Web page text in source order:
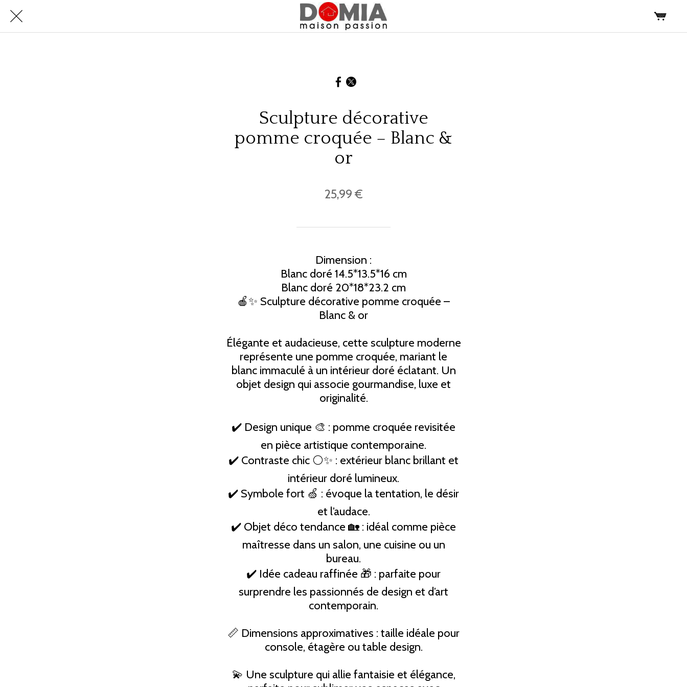
Sculpture décorative
pomme croquée – Blanc &
or
25,99 €
Dimension :
Blanc doré 14.5*13.5*16 cm
Blanc doré 20*18*23.2 cm
🍎✨ Sculpture décorative pomme croquée –
Blanc & or
Élégante et audacieuse, cette sculpture moderne
représente une pomme croquée, mariant le
blanc immaculé à un intérieur doré éclatant. Un
objet design qui associe gourmandise, luxe et
originalité.
✔️ Design unique 🎨 : pomme croquée revisitée
en pièce artistique contemporaine.
✔️ Contraste chic ⚪✨ : extérieur blanc brillant et
intérieur doré lumineux.
✔️ Symbole fort 🍏 : évoque la tentation, le désir
et l’audace.
✔️ Objet déco tendance 🏡 : idéal comme pièce
maîtresse dans un salon, une cuisine ou un
bureau.
✔️ Idée cadeau raffinée 🎁 : parfaite pour
surprendre les passionnés de design et d’art
contemporain.
📏 Dimensions approximatives : taille idéale pour
console, étagère ou table design.
💫 Une sculpture qui allie fantaisie et élégance,